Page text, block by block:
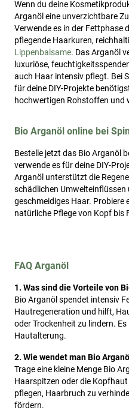
Wenn du deine
Arganöl eine unverzichtbare
Verwende es in der Fettphase
pflegende Haarkuren,
Lippenbalsame. Das Arganöl
luxuriöse,
auch Haar intensiv pflegt. Bei
für deine DIY-Projekte
hochwertigen Rohstoffen und
Bio Arganöl online bei
Bestelle jetzt das Bio Arganöl
verwende es für deine DIY-
Arganöl unterstützt die
schädlichen
geschmeidiges Haar. Probiere
natürliche Pflege von Kopf bis
FAQ Arganöl
1. Was sind die Vorteile von
Bio Arganöl spendet intensiv
Hautregeneration und hilft,
oder Trockenheit zu lindern.
Hautalterung.
2. Wie wendet man Bio
Trage eine kleine Menge Bio
Haarspitzen oder die
pflegen, Haarbruch zu
fördern.